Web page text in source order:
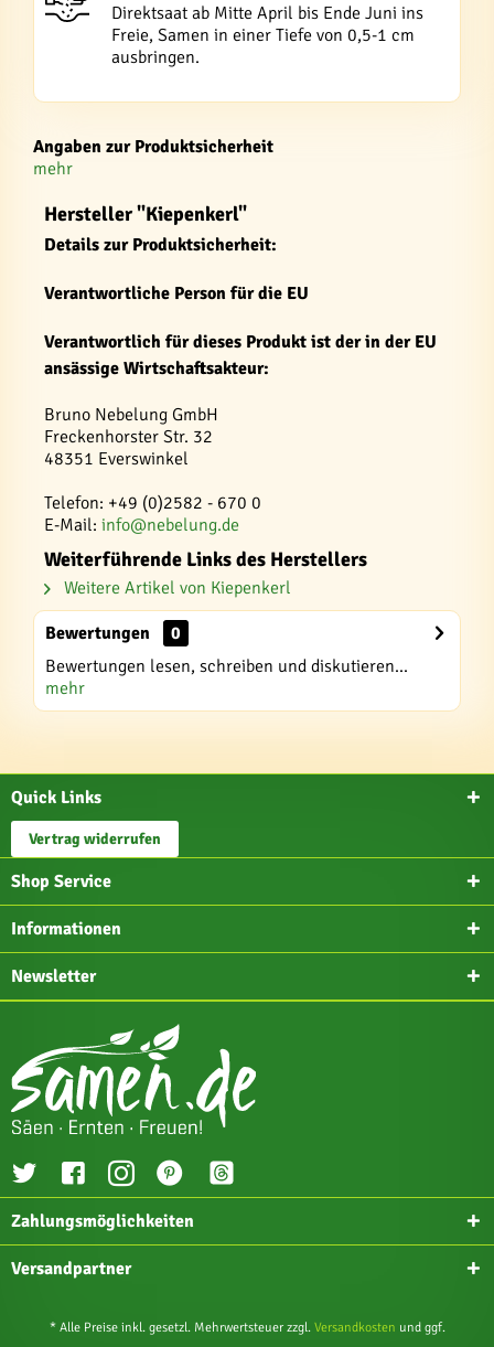
Direktsaat ab Mitte April bis Ende Juni ins
Freie, Samen in einer Tiefe von 0,5-1 cm
ausbringen.
Angaben zur Produktsicherheit
mehr
Hersteller "Kiepenkerl"
Details zur Produktsicherheit:
Verantwortliche Person für die EU
Verantwortlich für dieses Produkt ist der in der EU
ansässige Wirtschaftsakteur:
Bruno Nebelung GmbH
Freckenhorster Str. 32
48351 Everswinkel
Telefon: +49 (0)2582 - 670 0
E-Mail: info@nebelung.de
Weiterführende Links des Herstellers
Weitere Artikel von Kiepenkerl
Bewertungen
0
Bewertungen lesen, schreiben und diskutieren...
mehr
Quick Links
Vertrag widerrufen
Shop Service
Informationen
Newsletter
Zahlungsmöglichkeiten
Versandpartner
* Alle Preise inkl. gesetzl. Mehrwertsteuer zzgl. Versandkosten und ggf.